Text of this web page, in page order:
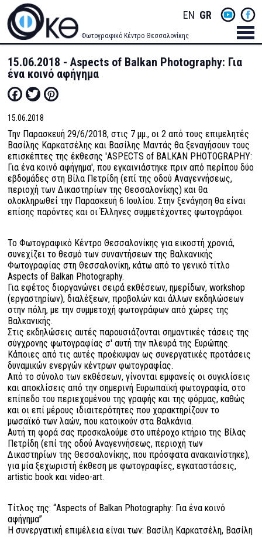
Skip
main
content
Φωτογραφικό Κέντρο Θεσσαλονίκης
Socials
Menu
ENGLISHGREEK
15.06.2018 - Aspects of Balkan Photography: Για
ένα κοινό αφήγημα
Facebook
Twitter
15.06.2018
Την Παρασκευή 29/6/2018, στις 7 μμ., οι 2 από τους επιμελητές
Βασίλης Καρκατσέλης και Βασίλης Μαντάς θα ξεναγήσουν τους
επισκέπτες της έκθεσης 'ASPECTS of BALKAN PHOTOGRAPHY:
Για ένα κοινό αφήγημα', που εγκαινιάστηκε πριν από περίπου δύο
εβδομάδες στη Βίλα Πετρίδη (επί της οδού Αναγεννήσεως,
περιοχή των Δικαστηρίων της Θεσσαλονίκης) και θα
ολοκληρωθεί την Παρασκευή 6 Ιουλίου. Στην ξενάγηση θα είναι
επίσης παρόντες και οι Έλληνες συμμετέχοντες φωτογράφοι.
Το Φωτογραφικό Κέντρο Θεσσαλονίκης για εικοστή χρονιά,
συνεχίζει το θεσμό των συναντήσεων της Βαλκανικής
Φωτογραφίας στη Θεσσαλονίκη, κάτω από το γενικό τίτλο
Aspects of Balkan Photography.
Για εφέτος διοργανώνει σειρά εκθέσεων, ημερίδων, workshop
(εργαστηρίων), διαλέξεων, προβολών και άλλων εκδηλώσεων
στην πόλη, με την συμμετοχή φωτογράφων από χώρες της
Βαλκανικής.
Στις εκδηλώσεις αυτές παρουσιάζονται σημαντικές τάσεις της
σύγχρονης φωτογραφίας σ' αυτή την πλευρά της Ευρώπης.
Kάποιες από τις αυτές προέκυψαν ως συνεργατικές προτάσεις
δυναμικών ενεργών κέντρων φωτογραφίας.
Από το σύνολο των εκθέσεων, γίνονται εμφανείς οι συγκλίσεις
και αποκλίσεις από την σημερινή Ευρωπαϊκή φωτογραφία, στο
επίπεδο του περιεχομένου της γραφής και της φόρμας, καθώς
και οι επί μέρους ιδιαιτερότητες που χαρακτηρίζουν το
μωσαϊκό των λαών, που κατοικούν στα Βαλκάνια.
Αυτή τη φορά σας προσκαλούμε στο υπέροχο κτήριο της Βίλας
Πετρίδη (επί της οδού Αναγεννήσεως, περιοχή των
Δικαστηρίων της Θεσσαλονίκης, που πρόσφατα ανακαινίστηκε),
για μία ξεχωριστή έκθεση με φωτογραφίες, εγκαταστάσεις,
artistic book και video-art.
Τίτλος της: “Aspects of Balkan Photography: Για ένα κοινό
αφήγημα”
Η συνεργατική επιμέλεια είναι των: Βασίλη Καρκατσέλη, Βασίλη